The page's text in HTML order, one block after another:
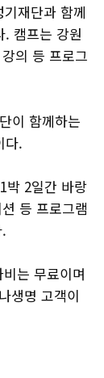
재단과 함께
캠프는 강원
의 등 프로그
이 함께하는
다.
박 2일간 바랑
등 프로그램
는 무료이며
생명 고객이